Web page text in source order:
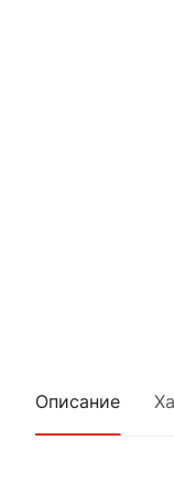
Описание